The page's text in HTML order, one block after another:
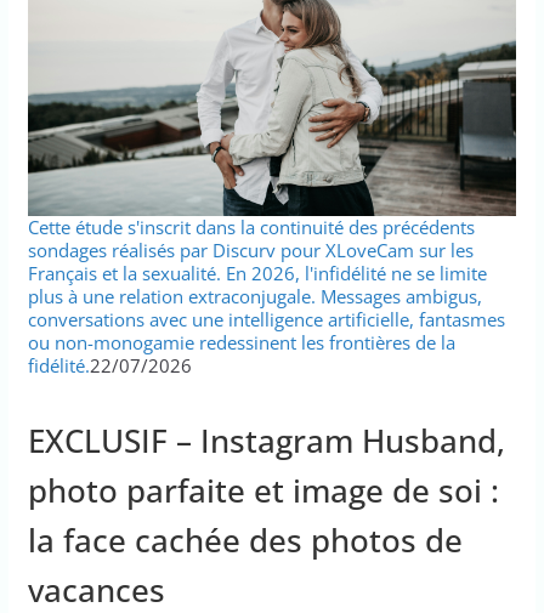
Cette étude s'inscrit dans la continuité des précédents
sondages réalisés par Discurv pour XLoveCam sur les
Français et la sexualité. En 2026, l'infidélité ne se limite
plus à une relation extraconjugale. Messages ambigus,
conversations avec une intelligence artificielle, fantasmes
ou non-monogamie redessinent les frontières de la
fidélité.22/07/2026
EXCLUSIF – Instagram Husband,
photo parfaite et image de soi :
la face cachée des photos de
vacances